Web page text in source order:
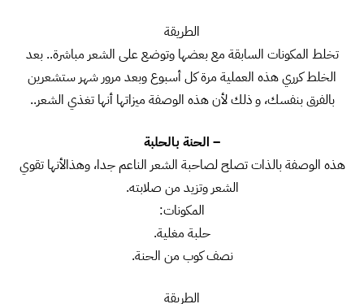
الطريقة
تخلط المكونات السابقة مع بعضها وتوضع على الشعر مباشرة.. بعد
الخلط كرري هذه العملية مرة كل أسبوع وبعد مرور شهر ستشعرين
بالفرق بنفسك، و ذلك لأن هذه الوصفة ميزاتها أنها تغذي الشعر..
– الحنة بالحلبة
هذه الوصفة بالذات تصلح لصاحبة الشعر الناعم جدا، وهذالأنها تقوي
الشعر وتزيد من صلابته.
المكونات:
حلبة مغلية.
نصف كوب من الحنة.
الطريقة